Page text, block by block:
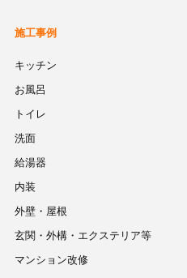
施工事例
キッチン
お風呂
トイレ
洗面
給湯器
内装
外壁・屋根
玄関・外構・エクステリア等
マンション改修